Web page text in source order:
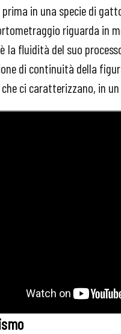
in una specie di
riguarda in
la fluidità del suo
di continuità della
ci caratterizzano, in